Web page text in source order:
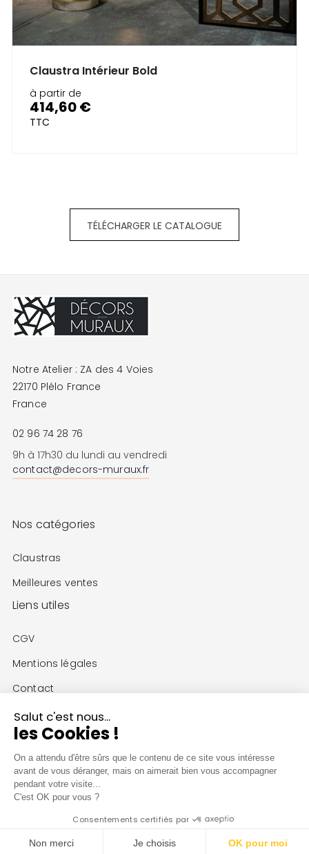
Claustra Intérieur Bold
à partir de
Prix
414,60 €
TTC
TÉLÉCHARGER LE CATALOGUE
Notre Atelier : ZA des 4 Voies
22170 Plélo France
France
02 96 74 28 76
9h à 17h30 du lundi au vendredi
contact@decors-muraux.fr
Nos catégories
Claustras
Meilleures ventes
Liens utiles
CGV
Mentions légales
Contact
Copyright © 2024Décors Muraux / AG DECO SASAll
Salut c'est nous...
les Cookies !
On a attendu d'être sûrs que le contenu de ce site vous intéresse
avant de vous déranger, mais on aimerait bien vous accompagner
pendant votre visite...
C'est OK pour vous ?
Consentements certifiés par
Non merci Je choisis OK pour moi